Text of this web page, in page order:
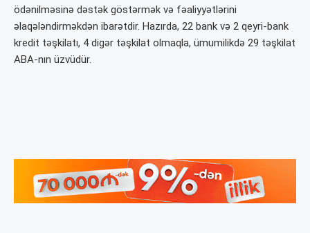
ödənilməsinə dəstək göstərmək və fəaliyyətlərini
əlaqələndirməkdən ibarətdir. Hazırda, 22 bank və 2 qeyri-bank
kredit təşkilatı, 4 digər təşkilat olmaqla, ümumilikdə 29 təşkilat
ABA-nın üzvüdür.